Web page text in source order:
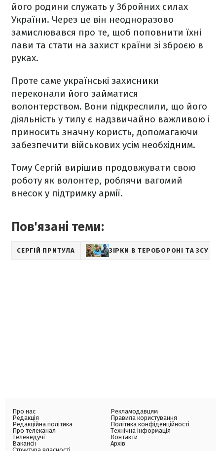
його родини служать у Збройних силах
України. Через це він неодноразово
замислювався про те, щоб поповнити їхні
лави та стати на захист країни зі зброєю в
руках.
Проте саме українські захисники
переконали його займатися
волонтерством. Вони підкреслили, що його
діяльність у тилу є надзвичайно важливою і
приносить значну користь, допомагаючи
забезпечити військових усім необхідним.
Тому Сергій вирішив продовжувати свою
роботу як волонтер, роблячи вагомий
внесок у підтримку армії.
Пов'язані теми:
СЕРГІЙ ПРИТУЛА ЗІРКИ В ТЕРОБОРОНІ ТА ЗСУ
Про нас
Редакція
Редакційна політика
Про телеканал
Телеведучі
Вакансії
Рекламодавцям
Правила користування
Політика конфіденційності
Технічна інформація
Контакти
Архів